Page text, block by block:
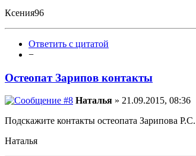
Ксения96
Ответить с цитатой
−
Остеопат Зарипов контакты
Наталья » 21.09.2015, 08:36
Подскажите контакты остеопата Зарипова
Наталья